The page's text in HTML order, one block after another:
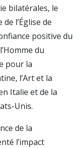
bilatérales, le
l’Église de
positive du
du
pour la
l’Art et la
Italie et de la
Unis.
de la
l’impact